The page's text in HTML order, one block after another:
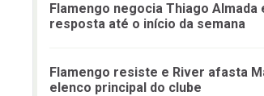
Flamengo negocia Thiago Almada
resposta até o início da semana
Flamengo resiste e River afasta
elenco principal do clube